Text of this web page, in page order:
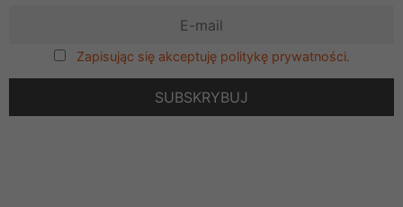
Zapisując się akceptuję politykę prywatności.